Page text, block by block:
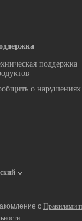
поддержка
о нарушениях
с Правилами
.